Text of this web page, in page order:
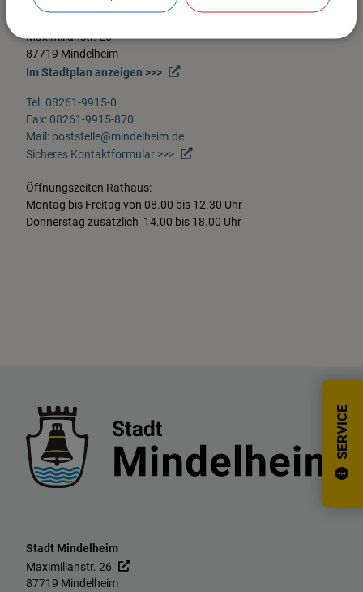
SERVICE
Maximilianstr. 26
87719 Mindelheim
Im Stadtplan anzeigen >>>
Tel. 08261-9915-0
Fax: 08261-9915-870
Mail: poststelle@mindelheim.de
Sicheres Kontaktformular >>>
Öffnungszeiten Rathaus:
Montag bis Freitag von 08.00 bis 12.30 Uhr
Donnerstag zusätzlich 14.00 bis 18.00 Uhr
Stadt Mindelheim
Maximilianstr. 26
87719 Mindelheim